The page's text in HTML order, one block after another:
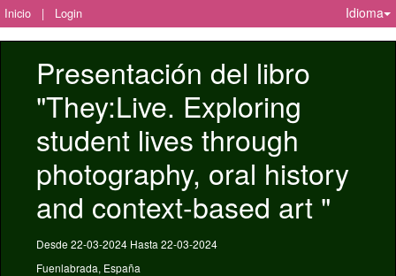
Inicio | Login Idioma
Presentación del libro
"They:Live. Exploring
student lives through
photography, oral history
and context-based art "
Desde 22-03-2024 Hasta 22-03-2024
Fuenlabrada, España